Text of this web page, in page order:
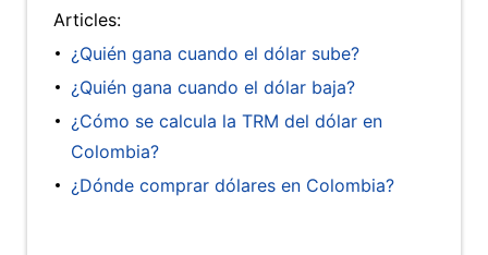
Articles:
¿Quién gana cuando el dólar sube?
¿Quién gana cuando el dólar baja?
¿Cómo se calcula la TRM del dólar en
Colombia?
¿Dónde comprar dólares en Colombia?